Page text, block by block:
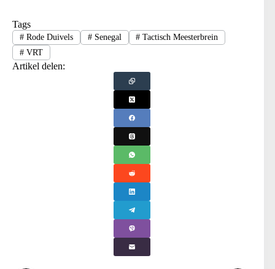
Tags
#Rode Duivels #Senegal # Tactisch Meesterbrein
#VRT
Artikel delen: